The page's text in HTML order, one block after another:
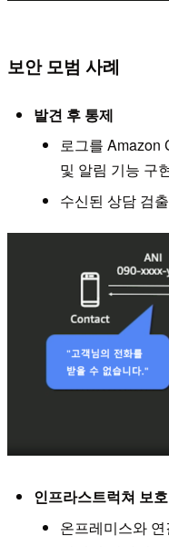
보안 모범 사례
발견 후 통제
로그를 Amazon
및 알림 기능 구
수신된 상담 검
인프라스트럭쳐 보호
온프레미스와